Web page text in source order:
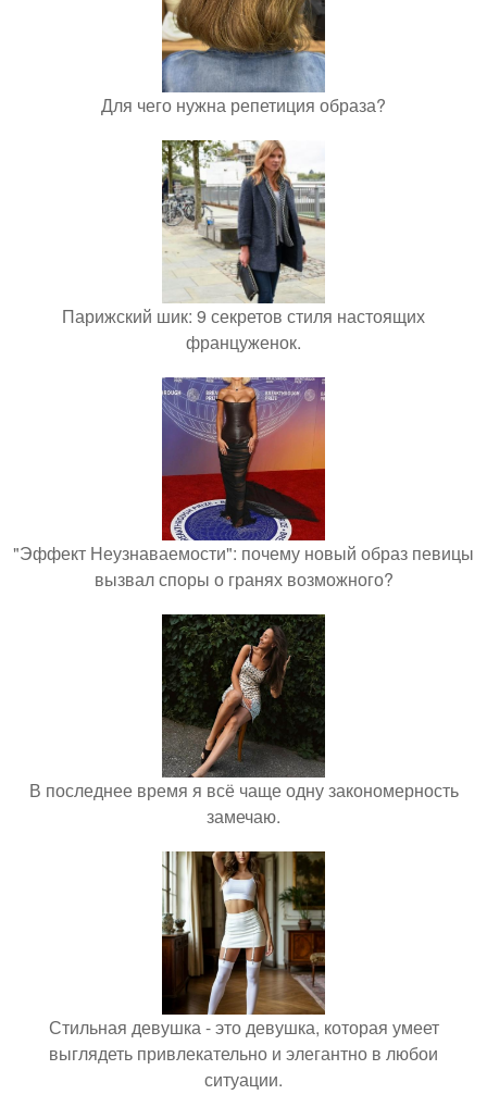
Для чего нужна репетиция образа?
Парижский шик: 9 секретов стиля настоящих
француженок.
"Эффект Неузнаваемости": почему новый образ певицы
вызвал споры о гранях возможного?
В последнее время я всё чаще одну закономерность
замечаю.
Стильная девушка - это девушка, которая умеет
выглядеть привлекательно и элегантно в любои
ситуации.